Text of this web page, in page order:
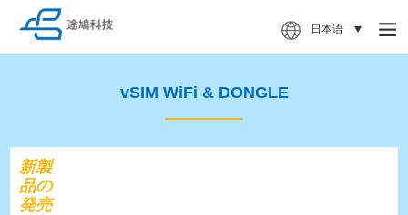
日本语
vSIM WiFi & DONGLE
新製
品の
発売